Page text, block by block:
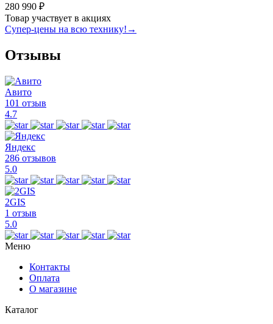
280 990 ₽
Товар участвует в акциях
Супер-цены на всю технику! →
Отзывы
Авито
101 отзыв
4.7
Яндекс
286 отзывов
5.0
2GIS
1 отзыв
5.0
Меню
Контакты
Оплата
О магазине
Каталог